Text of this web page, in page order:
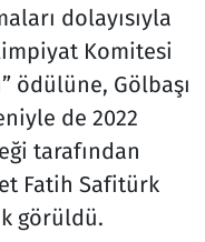
dolayısıyla
Komitesi
ödülüne, Gölbaşı
de 2022
tarafından
Fatih Safitürk
görüldü.